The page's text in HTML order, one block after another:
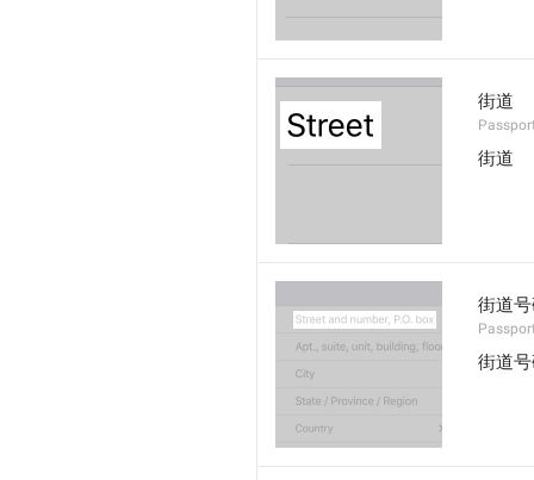
街道
街道
街道
街道